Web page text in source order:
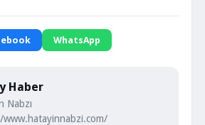
WhatsApp
Haber
Nabzı